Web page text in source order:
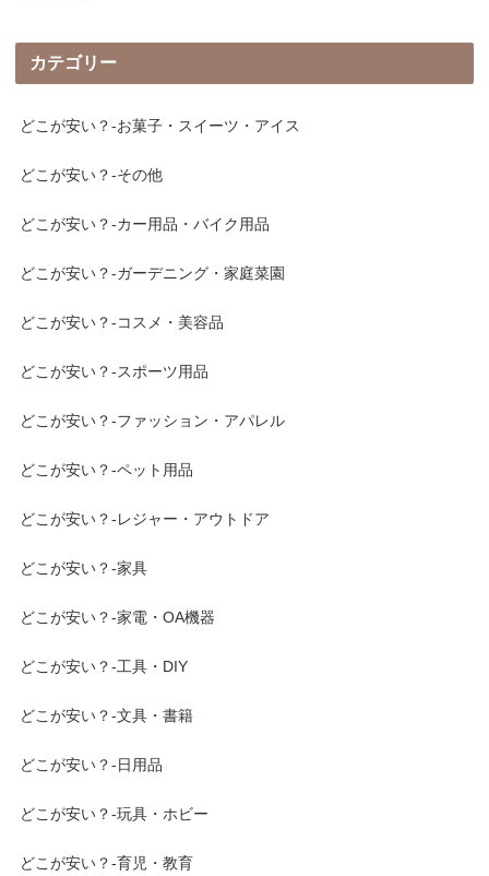
カテゴリー
どこが安い？-お菓子・スイーツ・アイス
どこが安い？-その他
どこが安い？-カー用品・バイク用品
どこが安い？-ガーデニング・家庭菜園
どこが安い？-コスメ・美容品
どこが安い？-スポーツ用品
どこが安い？-ファッション・アパレル
どこが安い？-ペット用品
どこが安い？-レジャー・アウトドア
どこが安い？-家具
どこが安い？-家電・OA機器
どこが安い？-工具・DIY
どこが安い？-文具・書籍
どこが安い？-日用品
どこが安い？-玩具・ホビー
どこが安い？-育児・教育